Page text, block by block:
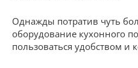
Однажды потратив чуть
оборудование кухонного
пользоваться удобством и